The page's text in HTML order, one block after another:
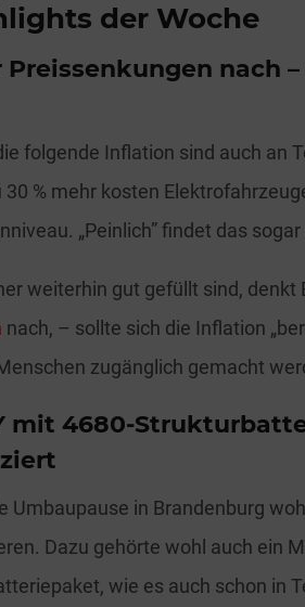
der Woche
nach
folgende Inflation sind auch an
% mehr kosten
„Peinlich” findet das sogar
weiterhin gut gefüllt sind, denkt
nach, – sollte sich die Inflation
zugänglich gemacht
mit 4680-
Umbaupause in Brandenburg
Dazu gehörte wohl auch ein
wie es auch schon in